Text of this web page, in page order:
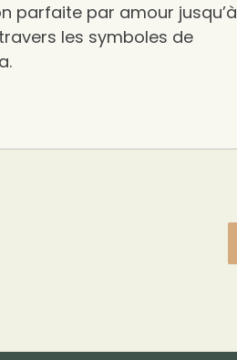
parfaite par amour jusqu’à
les symboles de